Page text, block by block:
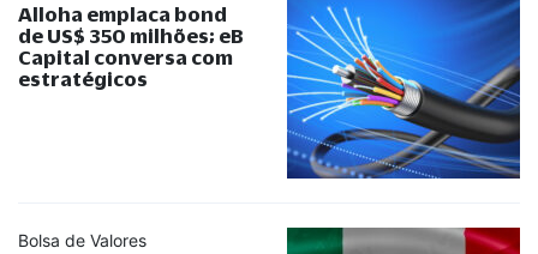
Alloha emplaca bond
de US$ 350 milhões; eB
Capital conversa com
estratégicos
Bolsa de Valores